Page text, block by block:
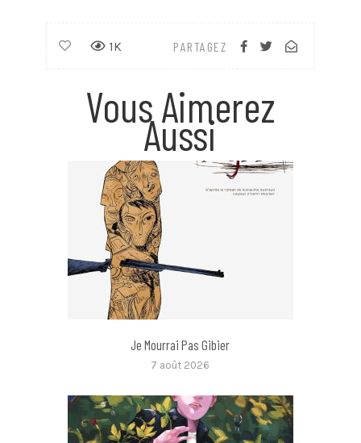
PARTAGEZ
1K
Vous Aimerez
Aussi
Je Mourrai Pas Gibier
7 août 2026